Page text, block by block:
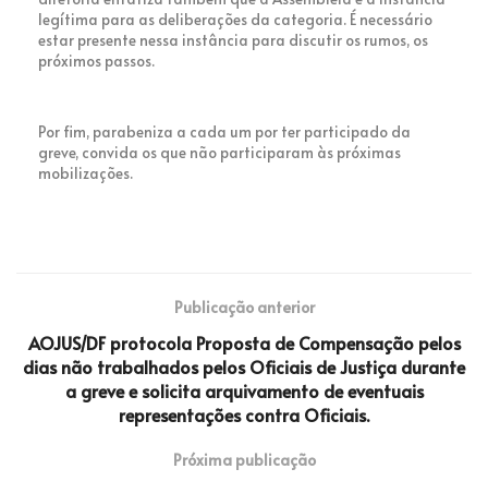
legítima para as deliberações da categoria. É necessário
estar presente nessa instância para discutir os rumos, os
próximos passos.
Por fim, parabeniza a cada um por ter participado da
greve, convida os que não participaram às próximas
mobilizações.
Publicação anterior
AOJUS/DF protocola Proposta de Compensação pelos
dias não trabalhados pelos Oficiais de Justiça durante
a greve e solicita arquivamento de eventuais
representações contra Oficiais.
Próxima publicação